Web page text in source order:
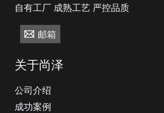
自有工厂 成熟工艺 严控品质
邮箱
关于尚泽
公司介绍
成功案例